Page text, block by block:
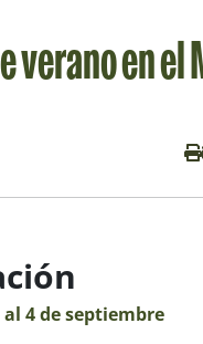
verano en el
al 4 de septiembre